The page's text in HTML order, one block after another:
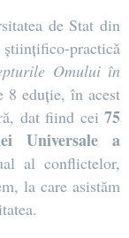
de Stat din
practică
Omului în
8 eduție, în acest
dat fiind cei 75
Universale a
al conflictelor,
la care asistăm